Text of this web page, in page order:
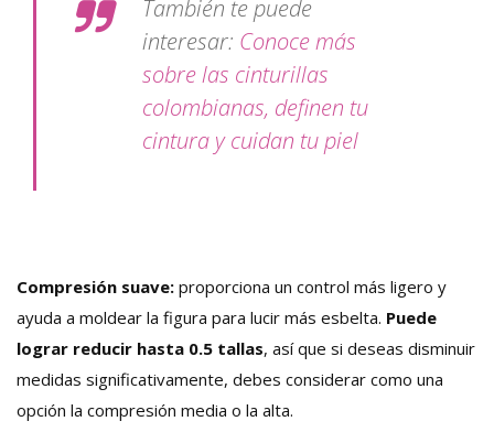
También te puede
interesar: Conoce más
sobre las cinturillas
colombianas, definen tu
cintura y cuidan tu piel
Compresión suave: proporciona un control más ligero y
ayuda a moldear la figura para lucir más esbelta. Puede
lograr reducir hasta 0.5 tallas, así que si deseas disminuir
medidas significativamente, debes considerar como una
opción la compresión media o la alta.